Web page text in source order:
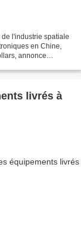
l'industrie spatiale
en Chine,
annonce
livrés à